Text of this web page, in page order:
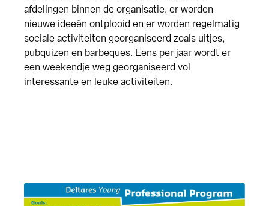
afdelingen binnen de organisatie, er worden
nieuwe ideeën ontplooid en er worden regelmatig
sociale activiteiten georganiseerd zoals uitjes,
pubquizen en barbeques. Eens per jaar wordt er
een weekendje weg georganiseerd vol
interessante en leuke activiteiten.